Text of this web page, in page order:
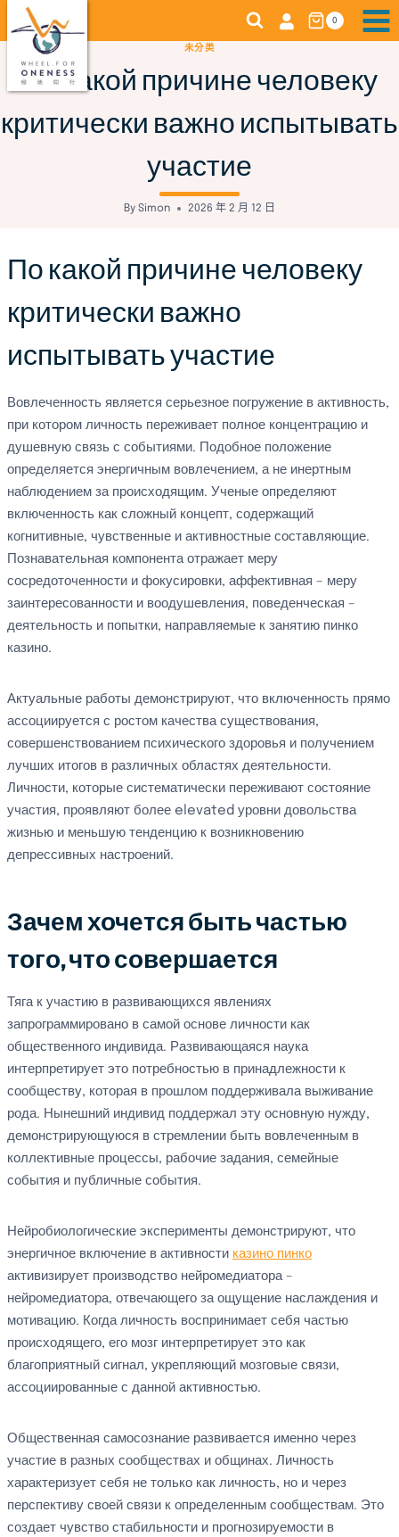
to
content
0
未分类
По какой причине человеку
критически важно испытывать
участие
By Simon 2026 年 2 月 12 日
По какой причине человеку
критически важно
испытывать участие
Вовлеченность является серьезное погружение в активность,
при котором личность переживает полное концентрацию и
душевную связь с событиями. Подобное положение
определяется энергичным вовлечением, а не инертным
наблюдением за происходящим. Ученые определяют
включенность как сложный концепт, содержащий
когнитивные, чувственные и активностные составляющие.
Познавательная компонента отражает меру
сосредоточенности и фокусировки, аффективная – меру
заинтересованности и воодушевления, поведенческая –
деятельность и попытки, направляемые к занятию пинко
казино.
Актуальные работы демонстрируют, что включенность прямо
ассоциируется с ростом качества существования,
совершенствованием психического здоровья и получением
лучших итогов в различных областях деятельности.
Личности, которые систематически переживают состояние
участия, проявляют более elevated уровни довольства
жизнью и меньшую тенденцию к возникновению
депрессивных настроений.
Зачем хочется быть частью
того, что совершается
Тяга к участию в развивающихся явлениях
запрограммировано в самой основе личности как
общественного индивида. Развивающаяся наука
интерпретирует это потребностью в принадлежности к
сообществу, которая в прошлом поддерживала выживание
рода. Нынешний индивид поддержал эту основную нужду,
демонстрирующуюся в стремлении быть вовлеченным в
коллективные процессы, рабочие задания, семейные
события и публичные события.
Нейробиологические эксперименты демонстрируют, что
энергичное включение в активности казино пинко
активизирует производство нейромедиатора –
нейромедиатора, отвечающего за ощущение наслаждения и
мотивацию. Когда личность воспринимает себя частью
происходящего, его мозг интерпретирует это как
благоприятный сигнал, укрепляющий мозговые связи,
ассоциированные с данной активностью.
Общественная самосознание развивается именно через
участие в разных сообществах и общинах. Личность
характеризует себя не только как личность, но и через
перспективу своей связи к определенным сообществам. Это
создает чувство стабильности и прогнозируемости в